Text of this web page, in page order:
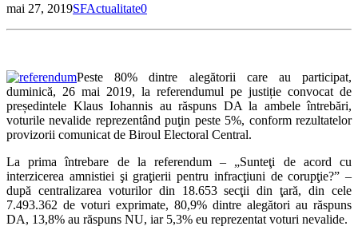
mai 27, 2019SFActualitate0
Peste 80% dintre alegătorii care au participat,
duminică, 26 mai 2019, la referendumul pe justiție convocat de
președintele Klaus Iohannis au răspuns DA la ambele întrebări,
voturile nevalide reprezentând puţin peste 5%, conform rezultatelor
provizorii comunicat de Biroul Electoral Central.
La prima întrebare de la referendum – „Sunteţi de acord cu
interzicerea amnistiei şi graţierii pentru infracţiuni de corupţie?” –
după centralizarea voturilor din 18.653 secţii din ţară, din cele
7.493.362 de voturi exprimate, 80,9% dintre alegători au răspuns
DA, 13,8% au răspuns NU, iar 5,3% eu reprezentat voturi nevalide.